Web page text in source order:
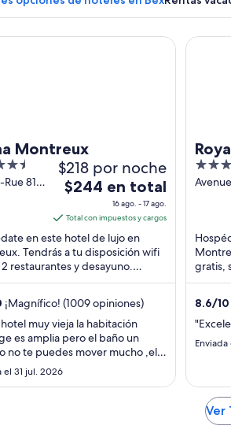
Montreux
81
$218 por noche
El
es
de
$244
en
total
por
noche
del
16
al
$244 en total
16 ago. - 17 ago.
Total con impuestos y cargos
en este hotel de lujo en
Tendrás a tu disposición wifi
restaurantes y desayuno.
huéspedes destacan la
¡Magnífico! (1009 opiniones)
muy vieja la habitación
es amplia pero el baño un
no te puedes mover mucho ,el
de la regadera caliente y fría
, el agua te la venden la tele
el 31 jul. 2026
5
out
gratis,
bares
8.6/10
Royal
Ver